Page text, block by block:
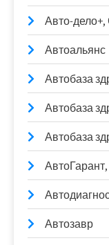
Авто-
Автоальянс
Автобаза
Автобаза
Автобаза
Автозавр